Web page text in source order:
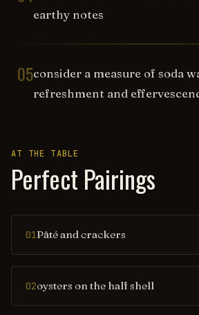
earthy notes
05consider a measure of soda
refreshment and
AT THE TABLE
Perfect Pairings
01Pâté and crackers
02oysters on the half shell